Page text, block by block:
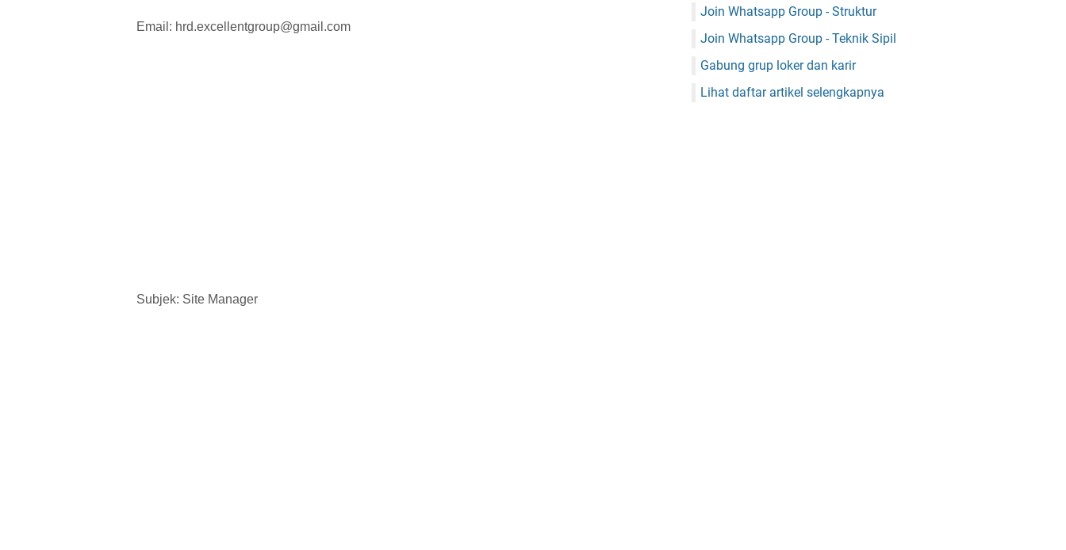
Email: hrd.excellentgroup@gmail.com
Subjek: Site Manager
Join Whatsapp Group - Struktur
Join Whatsapp Group - Teknik Sipil
Gabung grup loker dan karir
Lihat daftar artikel selengkapnya